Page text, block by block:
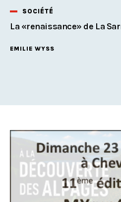
SOCIÉTÉ
La «renaissance» de La
EMILIE WYSS